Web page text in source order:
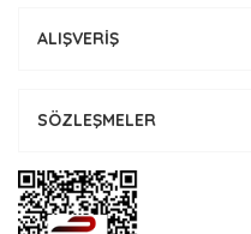
ALIŞVERİŞ
SÖZLEŞMELER